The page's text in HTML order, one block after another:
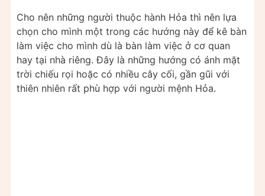
Cho nên những người thuộc hành Hỏa thì nên lựa
chọn cho mình một trong các hướng này để kê bàn
làm việc cho mình dù là bàn làm việc ở cơ quan
hay tại nhà riêng. Đây là những hướng có ánh mặt
trời chiếu rọi hoặc có nhiều cây cối, gần gũi với
thiên nhiên rất phù hợp với người mệnh Hỏa.